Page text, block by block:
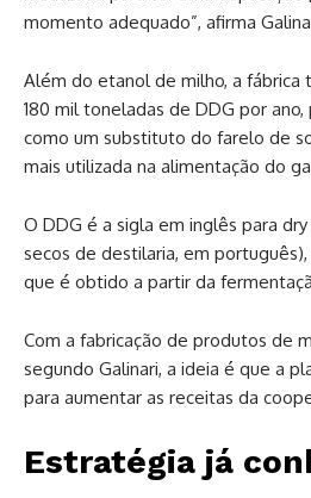
momento adequado”, afirma
Além do etanol de milho, a fábrica
180 mil toneladas de DDG por
como um substituto do farelo de
mais utilizada na alimentação do
O DDG é a sigla em inglês para
secos de destilaria, em
que é obtido a partir da
Com a fabricação de produtos de
segundo Galinari, a ideia é que a
para aumentar as receitas da
Estratégia já